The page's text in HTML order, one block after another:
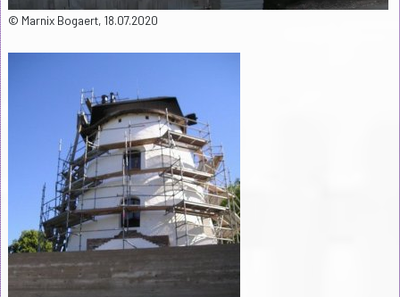
© Marnix Bogaert, 18.07.2020